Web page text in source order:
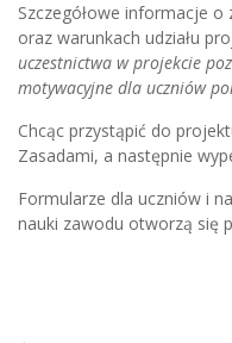
Szczegółowe informacje
oraz warunkach udziału
uczestnictwa w projekcie
motywacyjne dla uczniów
Chcąc przystąpić do
Zasadami, a następnie
Formularze dla uczniów i
nauki zawodu otworzą się